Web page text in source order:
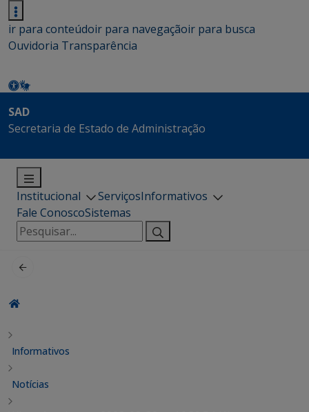
ir para conteúdoir para navegaçãoir para busca
Ouvidoria Transparência
SAD
Secretaria de Estado de Administração
Institucional ServiçosInformativos
Fale ConoscoSistemas
Pesquisar
por:
Informativos
Notícias